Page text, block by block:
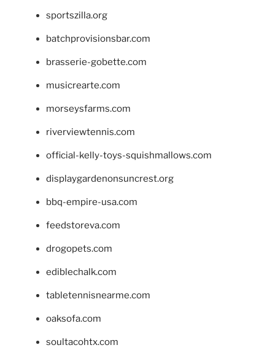
sportszilla.org
batchprovisionsbar.com
brasserie-gobette.com
musicrearte.com
morseysfarms.com
riverviewtennis.com
official-kelly-toys-squishmallows.com
displaygardenonsuncrest.org
bbq-empire-usa.com
feedstoreva.com
drogopets.com
ediblechalk.com
tabletennisnearme.com
oaksofa.com
soultacohtx.com